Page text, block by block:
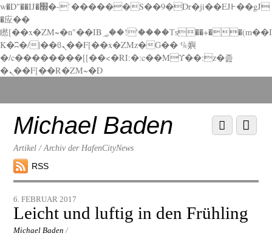
w�D"��IJ�׭�-`������S��9�Dr�ji��EJ߅��gJ
�应��
矁[��x�ZM~�n"��IB؃��!'����Тѕ��+��(m��I
K�ʭ�/|��ϐܢ��F[��x�ZMz�G�� %嬩
�/c��������[[��<�RI:�:c��MΎ��:z�졾
�ܢ��F[��R�ZM~�D
down
contentMichael Baden
Artikel / Archiv der HafenCityNews
RSS
Menu
Scroll
down
6. FEBRUAR 2017
Leicht und luftig in den Frühling
Michael Baden /